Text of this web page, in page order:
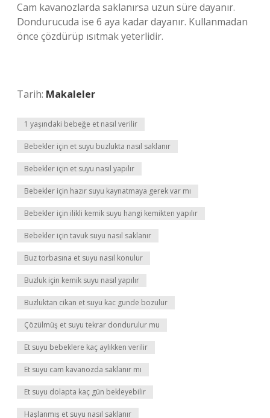
Cam kavanozlarda saklanırsa uzun süre dayanır.
Dondurucuda ise 6 aya kadar dayanır. Kullanmadan
önce çözdürüp ısıtmak yeterlidir.
Tarih: Makaleler
1 yaşındaki bebeğe et nasıl verilir
Bebekler için et suyu buzlukta nasıl saklanır
Bebekler için et suyu nasıl yapılır
Bebekler için hazır suyu kaynatmaya gerek var mı
Bebekler için ilikli kemik suyu hangi kemikten yapılır
Bebekler için tavuk suyu nasıl saklanır
Buz torbasına et suyu nasıl konulur
Buzluk için kemik suyu nasıl yapılır
Buzluktan cikan et suyu kac gunde bozulur
Çözülmüş et suyu tekrar dondurulur mu
Et suyu bebeklere kaç aylıkken verilir
Et suyu cam kavanozda saklanır mı
Et suyu dolapta kaç gün bekleyebilir
Haşlanmış et suyu nasıl saklanır